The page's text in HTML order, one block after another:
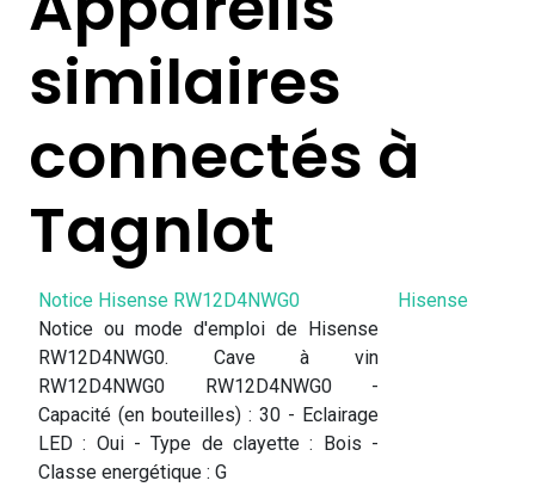
similaires
connectés à
TagnIot
Notice Hisense RW12D4NWG0
Notice ou mode d'emploi de Hisense
RW12D4NWG0. Cave à vin
RW12D4NWG0 RW12D4NWG0 -
Capacité (en bouteilles) : 30 - Eclairage
LED : Oui - Type de clayette : Bois -
Classe energétique : G
Hisense